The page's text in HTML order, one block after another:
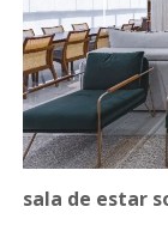
sala de estar